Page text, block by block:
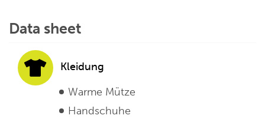
Data sheet
Kleidung
Warme Mütze
Handschuhe